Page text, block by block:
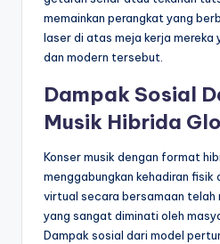
memainkan perangkat yang
laser di atas meja kerja mereka
dan modern tersebut.
Dampak Sosial
Musik Hibrida
Konser musik dengan format
menggabungkan kehadiran
virtual secara bersamaan telah
yang sangat diminati oleh
Dampak sosial dari model